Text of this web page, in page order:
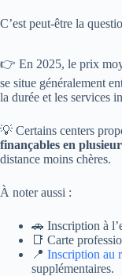
C’est peut-être la
👉 En 2025, le prix
se situe généralement
la durée et les services
💡 Certains centers
finançables en
distance moins chères.
À noter aussi :
🚗 Inscription à
📑 Carte
📍 Inscription au
supplémentaires.